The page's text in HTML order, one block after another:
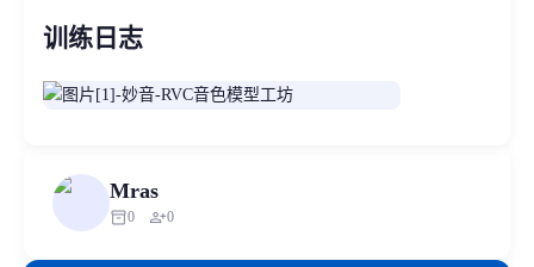
训练日志
Mras
inventory_20 person_add0